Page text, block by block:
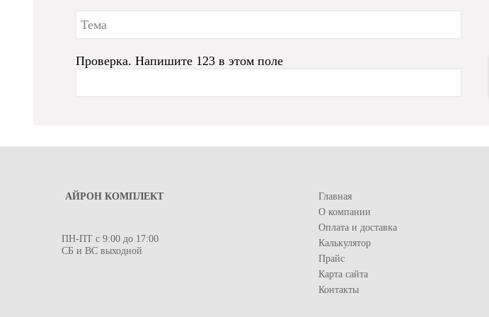
Проверка. Напишите 123 в этом поле
АЙРОН КОМПЛЕКТ
ПН-ПТ с 9:00 до 17:00
СБ и ВС выходной
Главная
О компании
Оплата и доставка
Калькулятор
Прайс
Карта сайта
Контакты